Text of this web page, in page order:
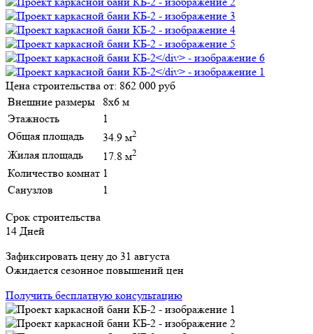
Цена строительства от: 862 000 руб
Внешние размеры
8х6 м
Этажность
1
Общая площадь
34.9 м2
Жилая площадь 17.8 м2
Количество комнат 1
Санузлов
1
Срок строительства
14 Дней
Зафиксировать цену до 31 августа
Ожидается сезонное повышений цен
Получить бесплатную консультацию